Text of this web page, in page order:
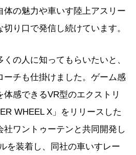
体の魅力や車いす陸上アスリー
切り口で発信し続けています。
の人に知ってもらいたいと、
ーチも仕掛けました。ゲーム感
感できるVR型のエクストリ
WHEEL X」をリリースした
社ワントゥーテンと共同開発し
を装着し、同社の車いすレー